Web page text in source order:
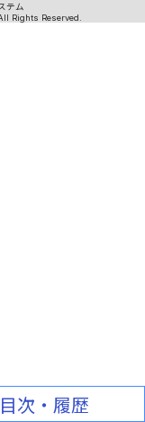
テム
Rights Reserved.
目次・履歴